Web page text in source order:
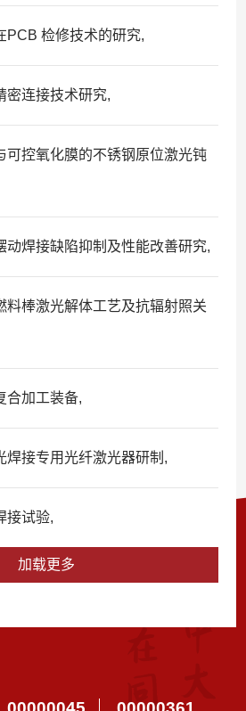
PCB 检修技术的研究,
密连接技术研究,
可控氧化膜的不锈钢原位激光钝
动焊接缺陷抑制及性能改善研究,
料棒激光解体工艺及抗辐射照关
合加工装备,
焊接专用光纤激光器研制,
接试验,
加载更多